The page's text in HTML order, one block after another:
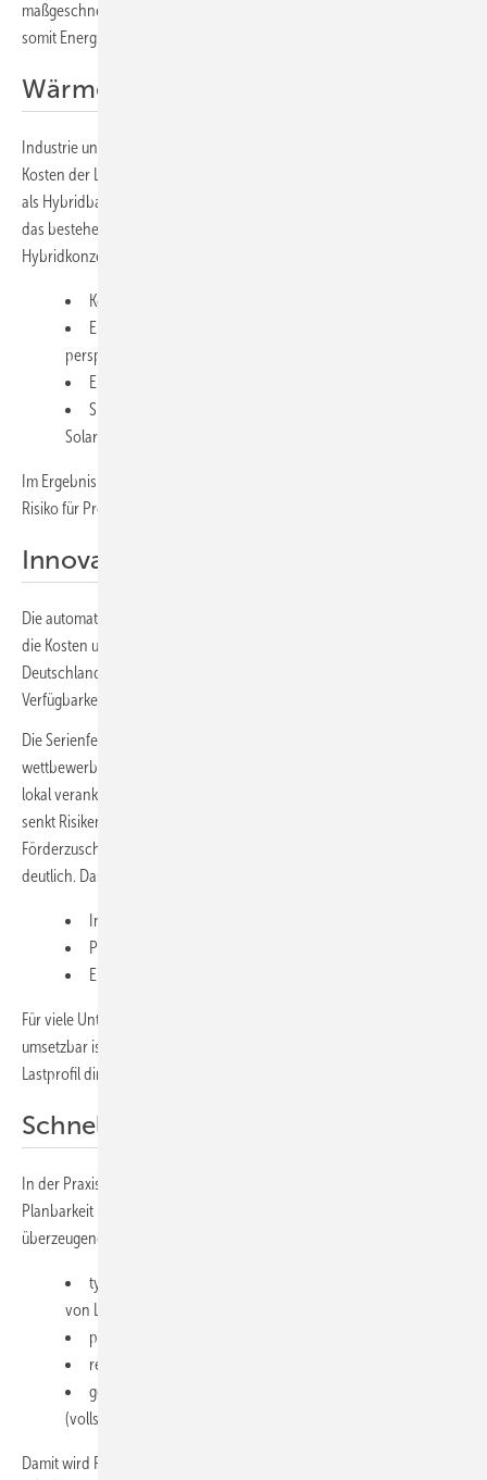
maßgeschneiderte Finanzierungsmöglichkeiten gestaltet werden, um
somit Energiebedarfe langfristig und nachhaltig zu decken.
Wärme und Kälte aus einem System
Industrie und Stadtwerke müssen CO₂ senken – aber niemals auf
Kosten der Lieferfähigkeit. Genau deshalb ist die Parabolrinne ideal
als Hybridbaustein: Sie senkt den fossilen Anteil deutlich, während
das bestehende System die Residuallast abdeckt. Typische
Hybridkonzepte sind:
Kombination mit Kesselanlagen (Spitze/Back-up),
Einbindung in Kraft-Wärme-Kopplung (fossil oder
perspektivisch H₂-ready),
Ergänzung zu Wärmepumpen (Temperaturhub/Spitzenlast),
Speicherintegration zur Lastglättung und Erhöhung des
Solaranteils.
Im Ergebnis erfolgt die Dekarbonisierung Schritt für Schritt, ohne
Risiko für Produktion oder Netzbetrieb – mit klarer Skalierbarkeit.
Innovation aus Deutschland
Die automatisierte Produktion der Parabolspiegel mit Robotern senkt
die Kosten und erhöht die Qualität der Systeme. Sie werden in
Deutschland gefertigt, das erlaubt kurze Lieferketten und hohe
Verfügbarkeit. Qualität und Präzision sind gleichbleibend hoch.
Die Serienfertigung ist skalierbar, die Investitionskosten sind
wettbewerbsfähig. Technologie, Wertschöpfung und Service sind
lokal verankert. Das ist ein wesentlicher Vorteil für die Beschaffung,
senkt Risiken und erhöht die Resilienz. Zudem senken
Förderzuschüsse zwischen 40 und 50 Prozent die Investitionshürde
deutlich. Das beeinflusst direkt:
Investitionshöhe und Finanzierung,
Projekt-IRR und Payback,
Entscheidungsrisiko und Umsetzungs­geschwindigkeit.
Für viele Unternehmen entsteht dadurch ein Projekt, das kurzfristig
umsetzbar ist – insbesondere, wenn die Wärme in einem stabilen
Lastprofil direkt genutzt wird.
Schnelle Refinanzierung
In der Praxis zählen drei Kennzahlen: Wärmegestehungskosten,
Planbarkeit und Risiko. Die Parabolrinnen-Solarthermie liefert dafür
überzeugende Antworten:
typische Amortisation von vier bis sechs Jahren (abhängig
von Lastprofil, Temperatur, Integration),
planbare Wärmekosten mehr als 20 Jahre,
reduzierte Abhängigkeit von Gaspreis und CO₂-Kosten,
geringere Risiken beim Netzausbau und Netzanschluss
(vollständige Elektrifizierung).
Damit wird PTC für energieintensive Betriebe und Stadtwerke zum